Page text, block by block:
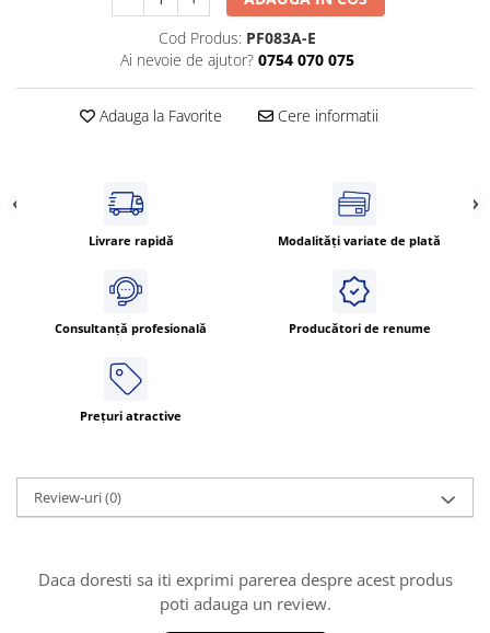
Cod Produs: PF083A-E
Ai nevoie de ajutor? 0754 070 075
Adauga la Favorite Cere informatii
Livrare rapidă Modalități variate de plată
Consultanță profesională Producători de renume
Prețuri atractive
Review-uri(0)
Daca doresti sa iti exprimi parerea despre acest produs
poti adauga un review.